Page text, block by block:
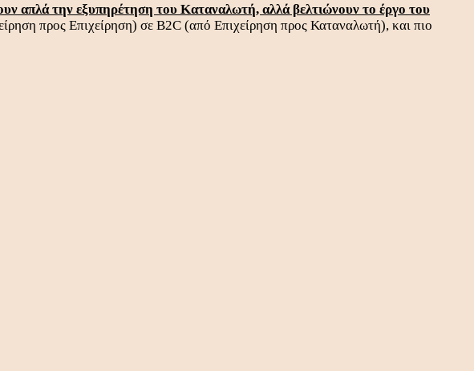
απλά την εξυπηρέτηση του Καταναλωτή, αλλά βελτιώνουν το έργο του
προς Επιχείρηση) σε B2C (από Επιχείρηση προς Καταναλωτή), και πιο